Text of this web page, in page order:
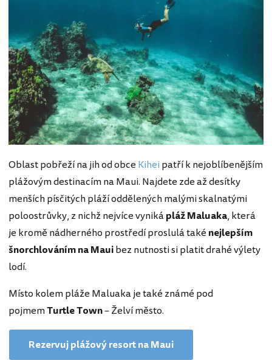
Oblast pobřeží na jih od obce Kihei patří k nejoblíbenějším
plážovým destinacím na Maui. Najdete zde až desítky
menších písčitých pláží oddělených malými skalnatými
poloostrůvky, z nichž nejvíce vynikápláž Maluaka, která
je kromě nádherného prostředí proslulá také nejlepším
šnorchlováním na Mauibez nutnosti si platit drahé výlety
lodí.
Místo kolem pláže Maluaka je také známé pod
pojmemTurtle Town– Želví město.
Rezervuj plážový resort na Maui